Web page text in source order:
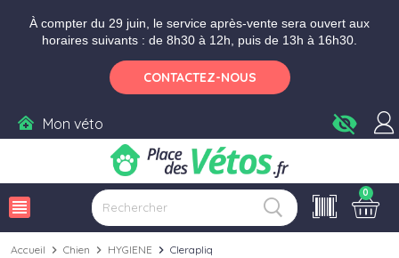
À compter du 29 juin, le service après-vente sera ouvert aux
horaires suivants : de 8h30 à 12h, puis de 13h à 16h30.
CONTACTEZ-NOUS
Mon véto visibility_off
view_headline
0
Accueil chevron_right Chien chevron_right HYGIENE chevron_right Clerapliq